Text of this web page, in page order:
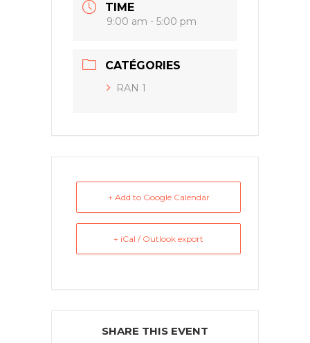
TIME
9:00 am - 5:00 pm
CATÉGORIES
RAN 1
+ Add to Google Calendar
+ iCal / Outlook export
SHARE THIS EVENT